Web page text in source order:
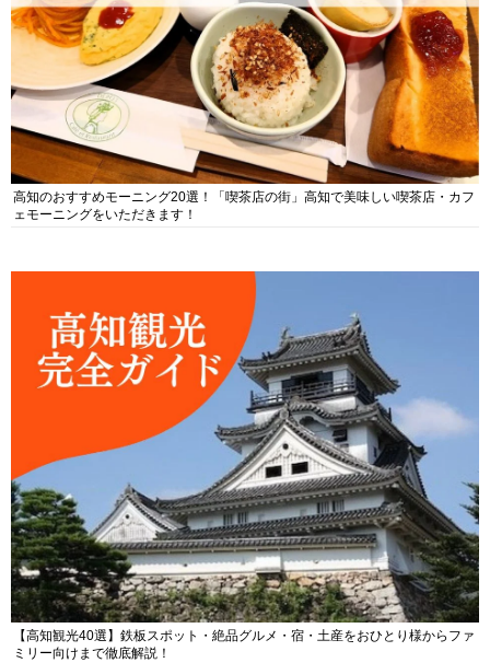
高知のおすすめモーニング20選！「喫茶店の街」高知で美味しい喫茶店・カフ
ェモーニングをいただきます！
【高知観光40選】鉄板スポット・絶品グルメ・宿・土産をおひとり様からファ
ミリー向けまで徹底解説！